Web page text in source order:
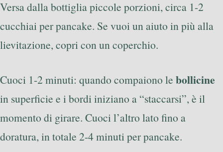
Versa dalla bottiglia piccole porzioni, circa 1-2
cucchiai per pancake. Se vuoi un aiuto in più alla
lievitazione, copri con un coperchio.
Cuoci 1-2 minuti: quando compaiono le bollicine
in superficie e i bordi iniziano a “staccarsi”, è il
momento di girare. Cuoci l’altro lato fino a
doratura, in totale 2-4 minuti per pancake.